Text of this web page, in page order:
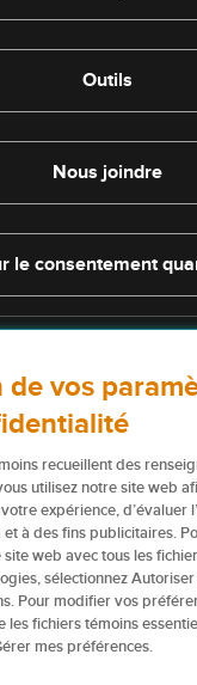
Outils
Nous joindre
le consentement
services décrits sur le
polices d’assurance, et
pas admissibles.
amples renseignements
consulter les
de contenu du présent site
des appellations
(ou de ses sociétés
assureurs avec la
financière Northbridge.
de vos
recueillent des
utilisez notre site web
expérience, d’évaluer
à des fins publicitaires.
web avec tous les
sélectionnez
Pour modifier vos
les fichiers témoins
mes préférences.